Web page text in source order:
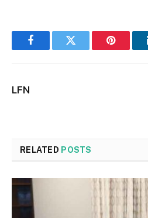
FacebookTwitter Pinterest
LFN
RELATED POSTS